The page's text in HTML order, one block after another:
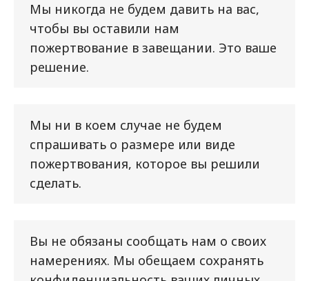
Мы никогда не будем давить на вас,
чтобы вы оставили нам
пожертвование в завещании. Это ваше
решение.
Мы ни в коем случае не будем
спрашивать о размере или виде
пожертвования, которое вы решили
сделать.
Вы не обязаны сообщать нам о своих
намерениях. Мы обещаем сохранять